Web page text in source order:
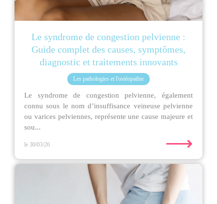
Le syndrome de congestion pelvienne :
Guide complet des causes, symptômes,
diagnostic et traitements innovants
Les pathologies et l'ostéopathie
Le syndrome de congestion pelvienne, également
connu sous le nom d’insuffisance veineuse pelvienne
ou varices pelviennes, représente une cause majeure et
sou...
le 30/03/26 ⟶